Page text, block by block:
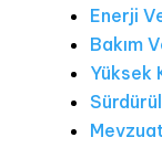
Enerji
Bakım
Yüksek